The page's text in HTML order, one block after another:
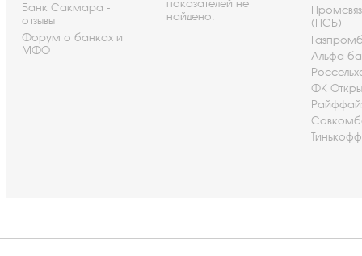
Банк Сакмара -
отзывы
Форум о банках и
МФО
показателей не
найдено.
(ПСБ)
Альфа-
ФК